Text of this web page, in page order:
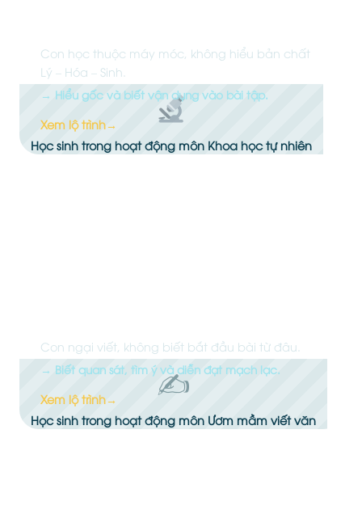
Học sinh trong hoạt động môn Khoa học tự nhiên
Con học thuộc máy móc, không hiểu bản chất
Lý – Hóa – Sinh.
→ Hiểu gốc và biết vận dụng vào bài tập.
Xem lộ trình→
✍️
Học sinh trong hoạt động môn Ươm mầm viết văn
Con ngại viết, không biết bắt đầu bài từ đâu.
→ Biết quan sát, tìm ý và diễn đạt mạch lạc.
Xem lộ trình→